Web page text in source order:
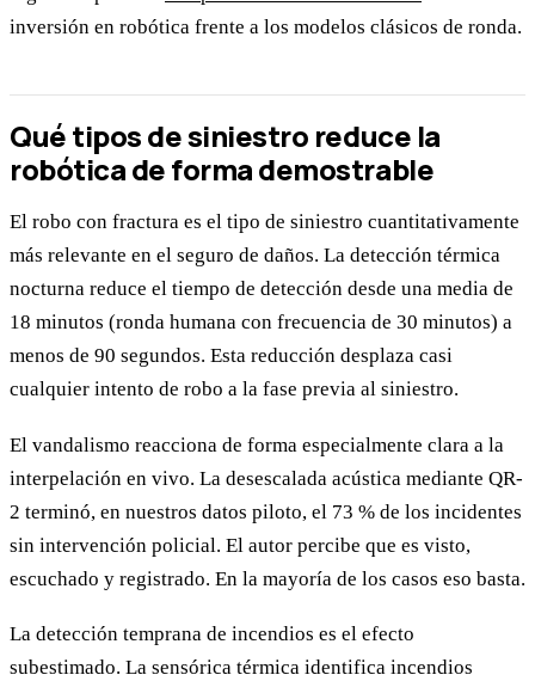
inversión en robótica frente a los modelos clásicos de ronda.
Qué tipos de siniestro reduce la
robótica de forma demostrable
El robo con fractura es el tipo de siniestro cuantitativamente
más relevante en el seguro de daños. La detección térmica
nocturna reduce el tiempo de detección desde una media de
18 minutos (ronda humana con frecuencia de 30 minutos) a
menos de 90 segundos. Esta reducción desplaza casi
cualquier intento de robo a la fase previa al siniestro.
El vandalismo reacciona de forma especialmente clara a la
interpelación en vivo. La desescalada acústica mediante QR-
2 terminó, en nuestros datos piloto, el 73 % de los incidentes
sin intervención policial. El autor percibe que es visto,
escuchado y registrado. En la mayoría de los casos eso basta.
La detección temprana de incendios es el efecto
subestimado. La sensórica térmica identifica incendios